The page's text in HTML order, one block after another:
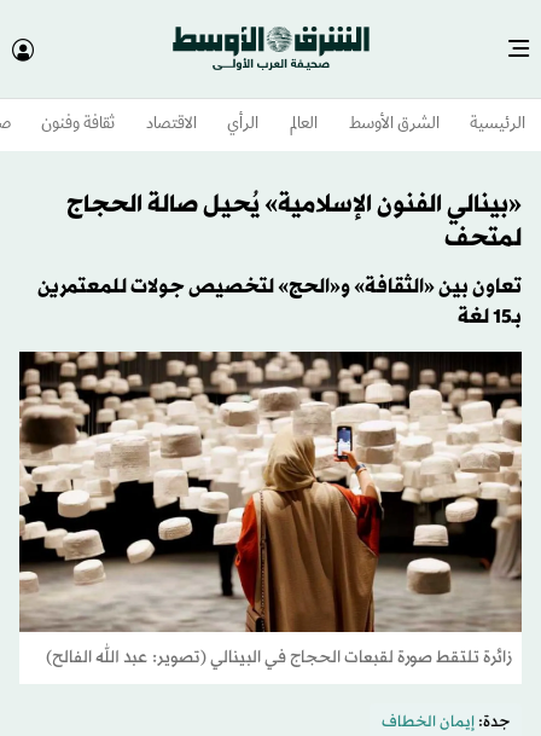
الرئيسية الشرق الأوسط​ العالم الرأي الاقتصاد ثقافة وفنون
«بينالي الفنون الإسلامية» يُحيل صالة الحجاج
لمتحف
تعاون بين «الثقافة» و«الحج» لتخصيص جولات للمعتمرين
بـ15 لغة
زائرة تلتقط صورة لقبعات الحجاج في البينالي (تصوير: عبد الله الفالح)
جدة:إيمان الخطاف